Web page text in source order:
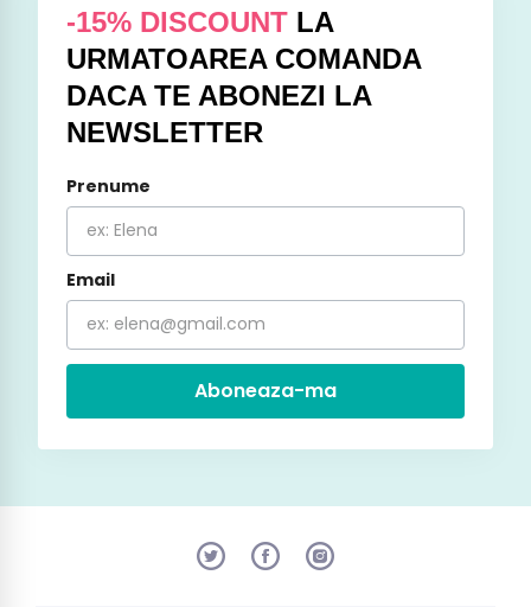
-15% DISCOUNT LA
URMATOAREA COMANDA
DACA TE ABONEZI LA
NEWSLETTER
Prenume
Email
Aboneaza-ma